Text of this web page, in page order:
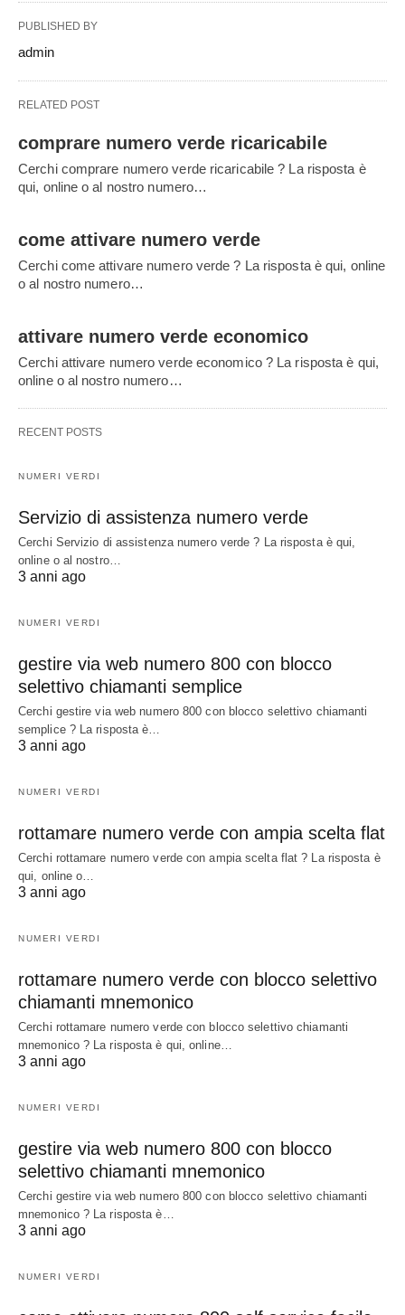
PUBLISHED BY
admin
RELATED POST
comprare numero verde ricaricabile
Cerchi comprare numero verde ricaricabile ? La risposta è
qui, online o al nostro numero…
come attivare numero verde
Cerchi come attivare numero verde ? La risposta è qui, online
o al nostro numero…
attivare numero verde economico
Cerchi attivare numero verde economico ? La risposta è qui,
online o al nostro numero…
RECENT POSTS
NUMERI VERDI
Servizio di assistenza numero verde
Cerchi Servizio di assistenza numero verde ? La risposta è qui,
online o al nostro…
3 anni ago
NUMERI VERDI
gestire via web numero 800 con blocco
selettivo chiamanti semplice
Cerchi gestire via web numero 800 con blocco selettivo chiamanti
semplice ? La risposta è…
3 anni ago
NUMERI VERDI
rottamare numero verde con ampia scelta flat
Cerchi rottamare numero verde con ampia scelta flat ? La risposta è
qui, online o…
3 anni ago
NUMERI VERDI
rottamare numero verde con blocco selettivo
chiamanti mnemonico
Cerchi rottamare numero verde con blocco selettivo chiamanti
mnemonico ? La risposta è qui, online…
3 anni ago
NUMERI VERDI
gestire via web numero 800 con blocco
selettivo chiamanti mnemonico
Cerchi gestire via web numero 800 con blocco selettivo chiamanti
mnemonico ? La risposta è…
3 anni ago
NUMERI VERDI